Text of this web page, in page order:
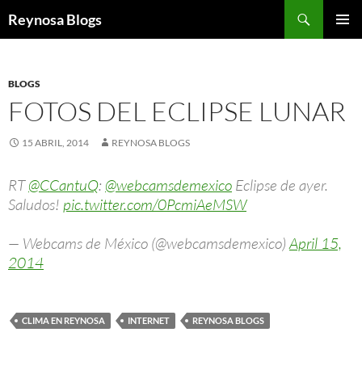
Reynosa Blogs
BLOGS
FOTOS DEL ECLIPSE LUNAR
15 ABRIL, 2014 REYNOSA BLOGS
RT@CCantuQ: @webcamsdemexico Eclipse de ayer.
Saludos! pic.twitter.com/0PcmiAeMSW
— Webcams de México (@webcamsdemexico)April 15,
2014
CLIMA EN REYNOSA INTERNET REYNOSA BLOGS